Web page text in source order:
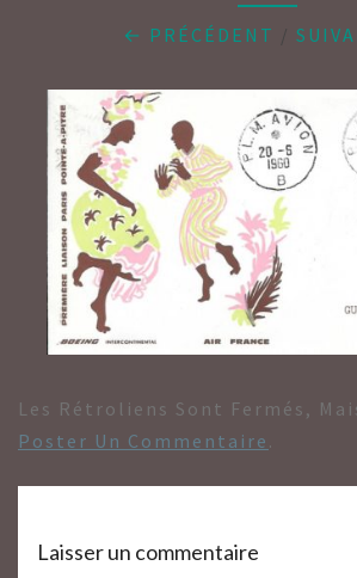
← PRÉCÉDENT /
Les Rétroliens Sont Fermés,
Poster Un Commentaire .
Laisser un commentaire